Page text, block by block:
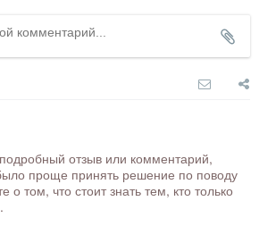
отзыв или комментарий,
проще принять решение по поводу
о том, что стоит знать тем, кто только